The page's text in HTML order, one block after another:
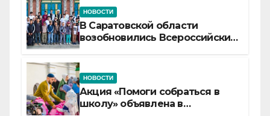
НОВОСТИ
В Саратовской области
возобновились Всероссийские
НОВОСТИ
Акция «Помоги собраться в
школу» объявлена в